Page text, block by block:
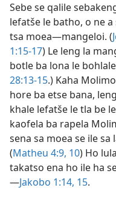
Sebe se qalile
lefatše le batho, o ne
tsa moea—mangeloi. (
1:15-17) Le leng la
botle ba lona le
28:13-15.) Kaha
hore ba etse bana,
khale lefatše le tla be
kaofela ba rapela
sena sa moea se ile
(Matheu 4:9, 10) Ho
takatso ena ho ile ha
—Jakobo 1:14, 15.